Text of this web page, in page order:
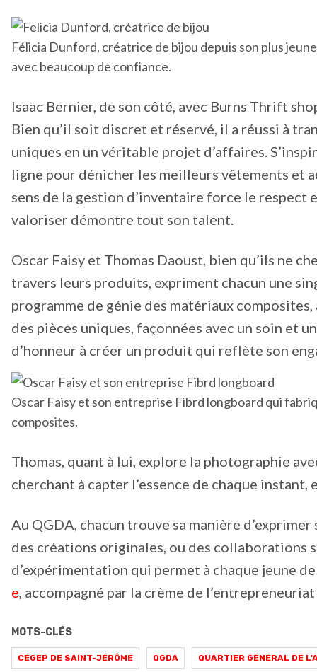
Félicia Dunford, créatrice de bijou depuis son plus
avec beaucoup de confiance.
Isaac Bernier, de son côté, avec Burns Thrift
Bien qu’il soit discret et réservé, il a réussi à
uniques en un véritable projet d’affaires.
ligne pour dénicher les meilleurs vêtements et
sens de la gestion d’inventaire force le respect
valoriser démontre tout son talent.
Oscar Faisy et Thomas Daoust, bien qu’ils ne
travers leurs produits, expriment chacun une
programme de génie des matériaux
des pièces uniques, façonnées avec un soin et
d’honneur à créer un produit qui reflète son
Oscar Faisy et son entreprise Fibrd longboard qui
composites.
Thomas, quant à lui, explore la photographie
cherchant à capter l’essence de chaque
Au QGDA, chacun trouve sa manière
des créations originales, ou des collaborations
d’expérimentation qui permet à chaque jeune
e, accompagné par la crème de
MOTS-CLÉS
CÉGEP DE SAINT-JÉRÔME QGDA QUARTIER GÉNÉRAL DE